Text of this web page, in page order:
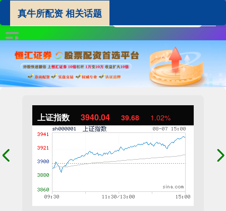
上证指数 3940.04 39.68 1.02%
真牛所配资 相关话题